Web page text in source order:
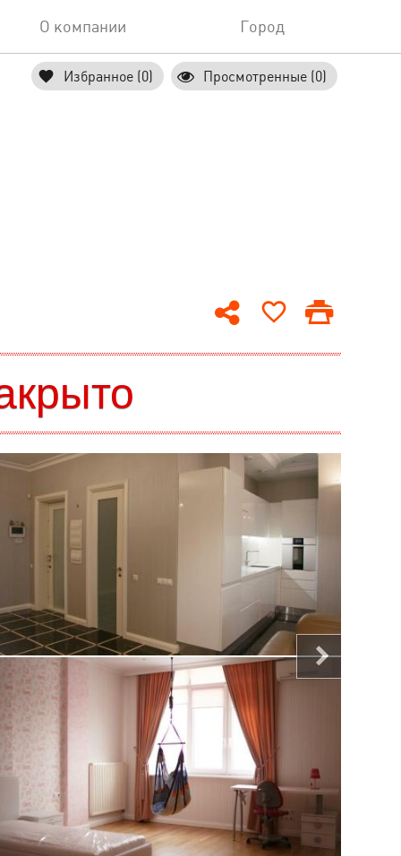
О компании Город
Избранное (0) Просмотренные (0)